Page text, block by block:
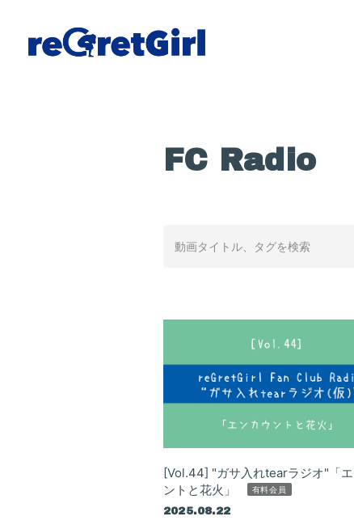
FC Radio
[Vol.44] "ガサ入れtearラジオ"「
ントと花火」
有料会員
2025.08.22